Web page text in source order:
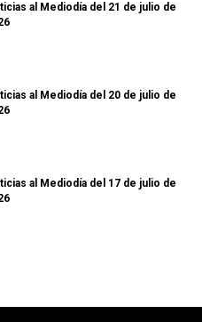
al Mediodía del 21 de julio de
al Mediodía del 20 de julio de
al Mediodía del 17 de julio de